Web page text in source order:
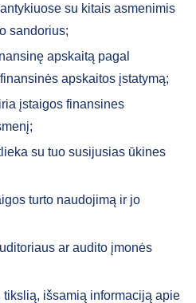
su kitais asmenimis
sandorius;
apskaitą pagal
apskaitos įstatymą;
įstaigos finansines
su tuo susijusias ūkines
turto naudojimą ir jo
ar audito įmonės
tikslią, išsamią informaciją apie